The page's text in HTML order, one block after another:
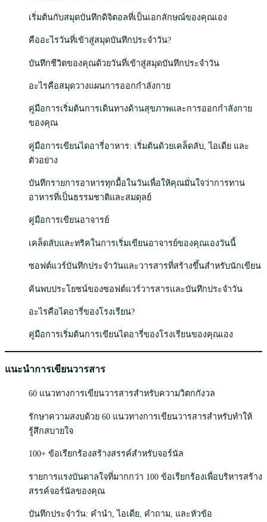
เริ่มต้นกับสมุดบันทึกดิจิตอลที่เป็นเอกลักษณ์ของคุณเอง
คืออะไรวันที่เข้าสู่สมุดบันทึกประจำวัน?
บันทึกชีวิตของคุณด้วยวันที่เข้าสู่สมุดบันทึกประจำวัน
อะไรคือสมุดวางแผนการออกกำลังกาย
คู่มือการเริ่มต้นการเดินทางด้านสุขภาพและการออกกำลังกาย
ของคุณ
คู่มือการเขียนไดอารี่อาหาร: เริ่มต้นด้วยเคล็ดลับ, ไอเดีย และ
ตัวอย่าง
บันทึกรายการอาหารทุกมื้อในวันเพื่อให้คุณมั่นใจว่าการทาน
อาหารที่เป็นธรรมชาติและสมดุลย์
คู่มือการเขียนอาจารย์
เคล็ดลับและทริคในการเริ่มเขียนอาจารย์ของคุณเองวันนี้
ซอฟต์แวร์บันทึกประจำวันและวารสารที่สร้างขึ้นสำหรับนักเขียน
ค้นพบประโยชน์ของซอฟต์แวร์วารสารและบันทึกประจำวัน
อะไรคือไดอารี่ของโรงเรียน?
คู่มือการเริ่มต้นการเขียนไดอารี่ของโรงเรียนของคุณเอง
แนะนำการเขียนวารสาร
60 แนวทางการเขียนวารสารสำหรับความวิตกกังวล
รักษาความสงบด้วย 60 แนวทางการเขียนวารสารสำหรับทำให้
รู้สึกสบายใจ
100+ ข้อเรียกร้องสร้างสรรค์สำหรับจอร์นัล
รายการแรงบันดาลใจที่มากกว่า 100 ข้อเรียกร้องเพื่อบริหารสร้าง
สรรค์จอร์นัลของคุณ
บันทึกประจำวัน: คำนำ, ไอเดีย, คำถาม, และหัวข้อ